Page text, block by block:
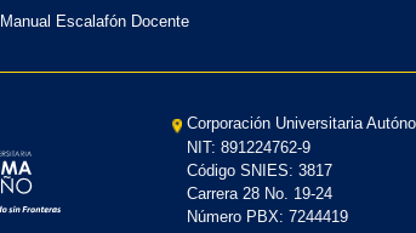
Manual Escalafón Docente
Corporación Universitaria
NIT: 891224762-9
Código SNIES: 3817
Carrera 28 No. 19-24
Número PBX: 7244419